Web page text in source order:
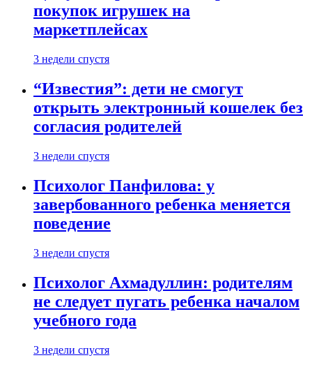
покупок игрушек на
маркетплейсах
3 недели спустя
“Известия”: дети не смогут
открыть электронный кошелек без
согласия родителей
3 недели спустя
Психолог Панфилова: у
завербованного ребенка меняется
поведение
3 недели спустя
Психолог Ахмадуллин: родителям
не следует пугать ребенка началом
учебного года
3 недели спустя